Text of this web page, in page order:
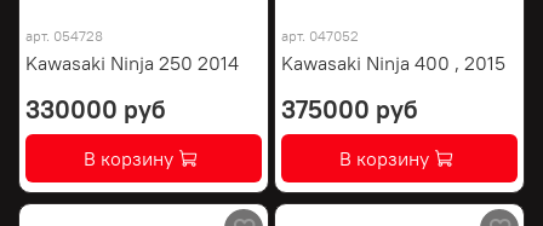
арт. 054728
Kawasaki Ninja 250 2014
330000 руб
В корзину
арт. 047052
Kawasaki Ninja 400 , 2015
375000 руб
В корзину